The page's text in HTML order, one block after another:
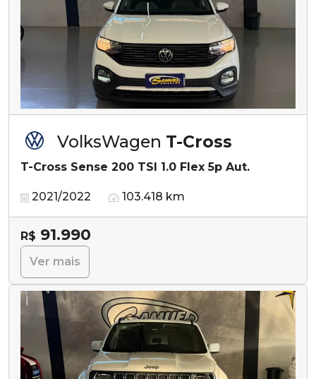
VolksWagen T-Cross
T-Cross Sense 200 TSI 1.0 Flex 5p Aut.
2021/2022 103.418 km
R$ 91.990
Ver mais